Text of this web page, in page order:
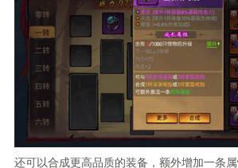
还可以合成更高品质的装备，额外增加一条属